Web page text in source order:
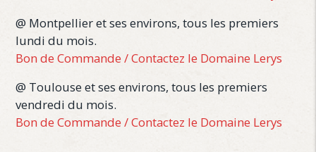
@ Montpellier et ses environs, tous les premiers
lundi du mois.
Bon de Commande /Contactez le Domaine Lerys
@ Toulouse et ses environs, tous les premiers
vendredi du mois.
Bon de Commande /Contactez le Domaine Lerys